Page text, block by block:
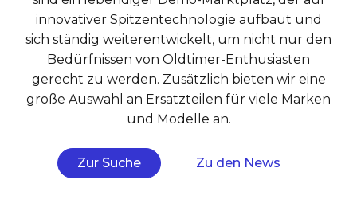
sich ständig weiterentwickelt, um nicht nur den
Bedürfnissen von Oldtimer-Enthusiasten
gerecht zu werden. Zusätzlich bieten wir eine
große Auswahl an Ersatzteilen für viele Marken
und Modelle an.